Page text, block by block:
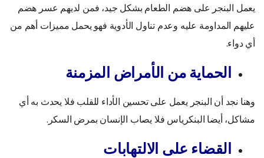
يعمل البنجر على هضم الطعام بشكل جيد، فمن لديهم عسر هضم
عليهم المداومة عليه وعدم تناول الأدوية فهو يحمل مميزات أهم من
أي دواء.
الحماية من الأمراض المزمنة
وهنا نجد أن البنجر يعمل على تحسين الأداء للقلب فلا يحدث به أي
مشاكل، أيضا البنكرياس فلا يصاب الإنسان بمرض السكر.
القضاء على الالتهابات